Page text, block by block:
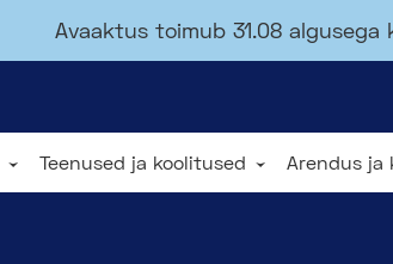
Avaaktus toimub 31.08 algusega
Teenused ja koolitused Arendus ja